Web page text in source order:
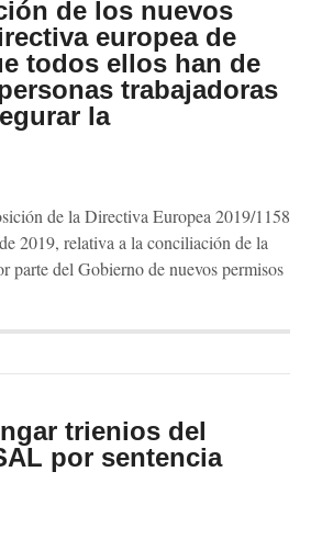
de los nuevos
europea de
todos ellos han de
trabajadoras
la
de la Directiva Europea 2019/1158
2019, relativa a la conciliación de la
del Gobierno de nuevos permisos
trienios del
por sentencia